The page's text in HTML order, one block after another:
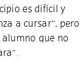
es difícil y
a cursar”, pero
que no